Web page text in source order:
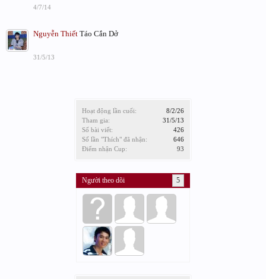
Hoạt động lần cuối:
8/2/26
Tham gia:
31/5/13
Số bài viết:
426
Số lần "Thích" đã nhận:
646
Điểm nhận Cup:
93
Người theo dõi 5
4/7/14
Nguyễn Thiết Táo Cắn Dở
31/5/13